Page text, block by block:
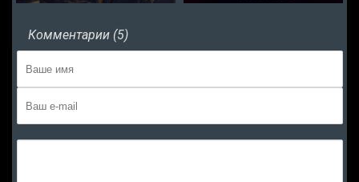
Комментарии (5)